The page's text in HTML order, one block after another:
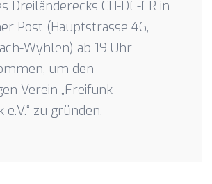
Dreiländerecks CH-DE-FR in
Post (Hauptstrasse 46,
Wyhlen) ab 19 Uhr
um den
Verein „Freifunk
e.V.“ zu gründen.